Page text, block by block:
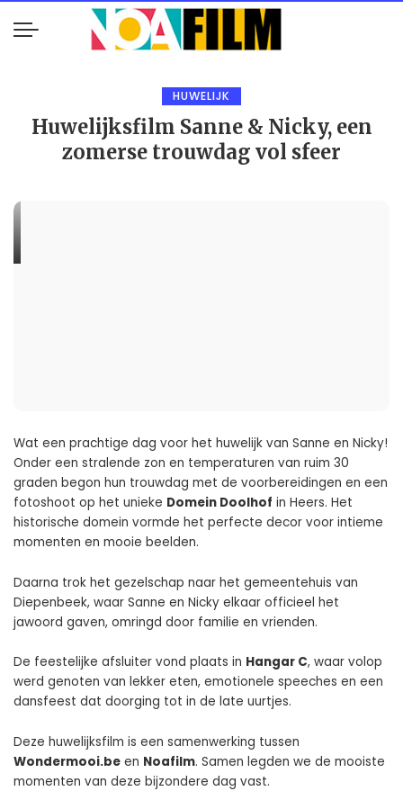
HUWELIJK
Huwelijksfilm Sanne & Nicky, een
zomerse trouwdag vol sfeer
Wat een prachtige dag voor het huwelijk van Sanne en Nicky!
Onder een stralende zon en temperaturen van ruim 30
graden begon hun trouwdag met de voorbereidingen en een
fotoshoot op het unieke Domein Doolhof in Heers. Het
historische domein vormde het perfecte decor voor intieme
momenten en mooie beelden.
Daarna trok het gezelschap naar het gemeentehuis van
Diepenbeek, waar Sanne en Nicky elkaar officieel het
jawoord gaven, omringd door familie en vrienden.
De feestelijke afsluiter vond plaats in Hangar C, waar volop
werd genoten van lekker eten, emotionele speeches en een
dansfeest dat doorging tot in de late uurtjes.
Deze huwelijksfilm is een samenwerking tussen
Wondermooi.be en Noafilm. Samen legden we de mooiste
momenten van deze bijzondere dag vast.